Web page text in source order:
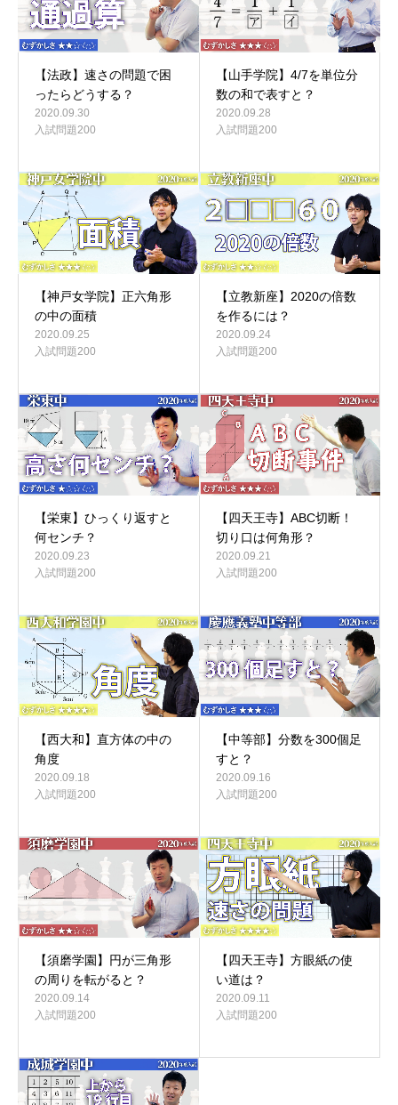
【法政】速さの問題で困
ったらどうする？
2020.09.30
入試問題200
【山手学院】4/7を単位分
数の和で表すと？
2020.09.28
入試問題200
【神戸女学院】正六角形
の中の面積
2020.09.25
入試問題200
【立教新座】2020の倍数
を作るには？
2020.09.24
入試問題200
【栄東】ひっくり返すと
何センチ？
2020.09.23
入試問題200
【四天王寺】ABC切断！
切り口は何角形？
2020.09.21
入試問題200
【西大和】直方体の中の
角度
2020.09.18
入試問題200
【中等部】分数を300個足
すと？
2020.09.16
入試問題200
【須磨学園】円が三角形
の周りを転がると？
2020.09.14
入試問題200
【四天王寺】方眼紙の使
い道は？
2020.09.11
入試問題200